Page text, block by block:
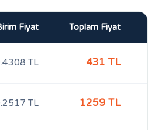
Fiyat Toplam Fiyat
TL 431 TL
TL 1259 TL